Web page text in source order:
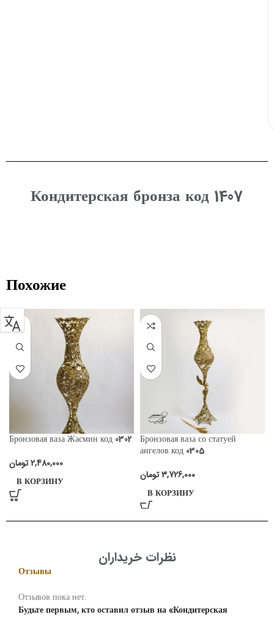
Кондитерская бронза код 1407
Похожие
Бронзовая ваза Жасмин код 0302
2,480,000تومان
В КОРЗИНУ
Бронзовая ваза со статуей
ангелов код 0305
3,726,000تومان
В КОРЗИНУ
نظرات خریداران
Отзывы
Отзывов пока нет.
Будьте первым, кто оставил отзыв на «Кондитерская